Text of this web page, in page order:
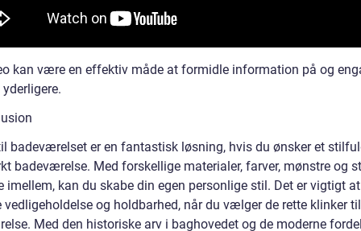
kan være en effektiv måde at formidle information på og
badeværelset er en fantastisk løsning, hvis du ønsker et
badeværelse. Med forskellige materialer, farver, mønstre og
imellem, kan du skabe din egen personlige stil. Det er vigtigt at
vedligeholdelse og holdbarhed, når du vælger de rette klinker
Med den historiske arv i baghovedet og de moderne